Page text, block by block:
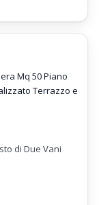
Mq 50 Piano
Terrazzo e
di Due Vani